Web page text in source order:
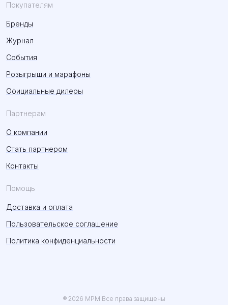
Покупателям
Бренды
Журнал
События
Розыгрыши и марафоны
Официальные дилеры
Партнерам
О компании
Стать партнером
Контакты
Помощь
Доставка и оплата
Пользовательское соглашение
Политика конфиденциальности
® 2026 MPM Все права защищены